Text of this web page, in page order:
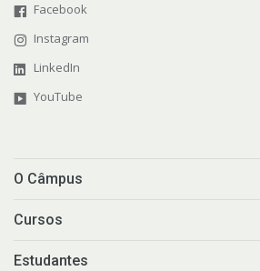
Facebook
Instagram
LinkedIn
YouTube
O Câmpus
Cursos
Estudantes